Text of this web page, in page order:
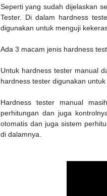
Seperti yang sudah dijelaskan
Tester. Di dalam hardness
digunakan untuk menguji
Ada 3 macam jenis hardness
Untuk hardness tester manual
hardness tester digunakan
Hardness tester manual
perhitungan dan juga
otomatis dan juga sistem
di dalamnya.